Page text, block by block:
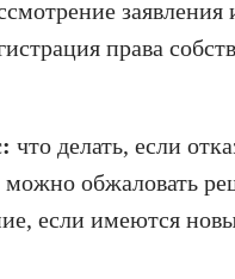
права
что делать, если
можно обжаловать
если имеются